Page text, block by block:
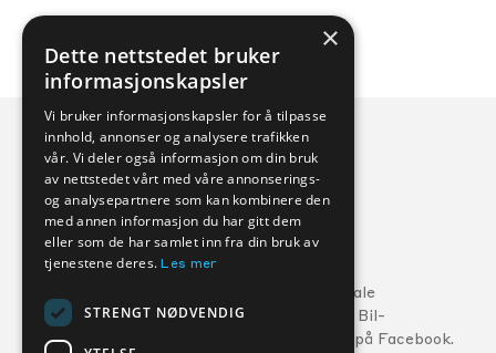
Veihjelp:
MG: 22 22 27 15
Volvo: 800 30 060
Følg din lokale
Kverneland Bil-
forhandler på Facebook.
×
Dette nettstedet bruker
informasjonskapsler
Vi bruker informasjonskapsler for å tilpasse
innhold, annonser og analysere trafikken
vår. Vi deler også informasjon om din bruk
av nettstedet vårt med våre annonserings-
og analysepartnere som kan kombinere den
med annen informasjon du har gitt dem
eller som de har samlet inn fra din bruk av
tjenestene deres.Les mer
STRENGT NØDVENDIG